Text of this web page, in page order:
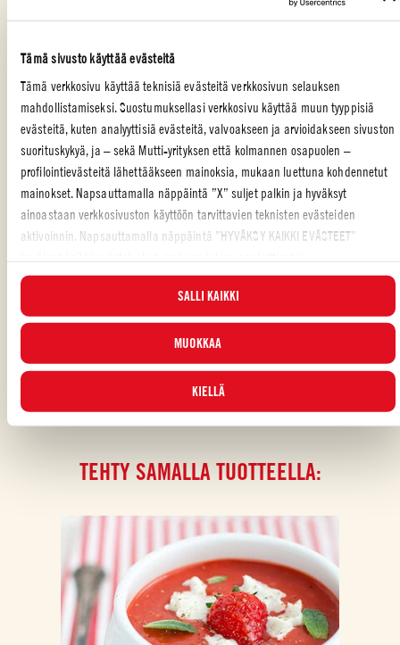
Tämä sivusto käyttää evästeitä
Tämä verkkosivu käyttää teknisiä evästeitä verkkosivun selauksen
mahdollistamiseksi. Suostumuksellasi verkkosivu käyttää muun tyyppisiä
evästeitä, kuten analyyttisiä evästeitä, valvoakseen ja arvioidakseen sivuston
suorituskykyä, ja – sekä Mutti-yrityksen että kolmannen osapuolen –
profilointievästeitä lähettääkseen mainoksia, mukaan luettuna kohdennetut
mainokset. Napsauttamalla näppäintä ”X” suljet palkin ja hyväksyt
ainoastaan verkkosivuston käyttöön tarvittavien teknisten evästeiden
aktivoinnin. Napsauttamalla näppäintä ”HYVÄKSY KAIKKI EVÄSTEET”
profilointievästeet. Voit valita milloin tahansa, mitkä evästeet hyväksyt, ja
katsella päivitettyä evästeluetteloa ”HALLINNOI”-painikkeesta. Lisätietoja
varten tutustuEvästekäytäntöömme.
SALLI KAIKKI
MUOKKAA
KIELLÄ
Kypsennä pihvit teflonpannulla paistaen niitä molemmin puolin
Tarjoilua varten levitä lautasen pohjalle reilusti tomaattikastiketta
ja aseta tournedos-pihvi keskelle lautasta
Sitten mausta karkealla suolalla ja koristele tuoreilla
oreganonlehdillä
PÄÄRUOKA,ITALIALAINEN ,LIHA
Piditkö reseptistä?
ARVOSTELE JA JAA KAVEREILLESI
TEHTY SAMALLA TUOTTEELLA: